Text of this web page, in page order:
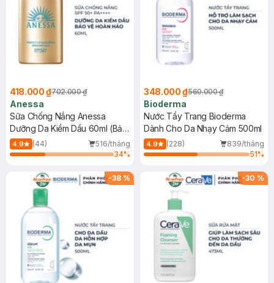
418.000 ₫702.000 ₫
Anessa
Sữa Chống Nắng Anessa
Dưỡng Da Kiềm Dầu 60ml (Bản
Mới)
4.9 (44)
516/tháng
34%
348.000 ₫560.000 ₫
Bioderma
Nước Tẩy Trang Bioderma
Dành Cho Da Nhạy Cảm 500ml
4.9 (228)
839/tháng
51%
-38 % -30 %